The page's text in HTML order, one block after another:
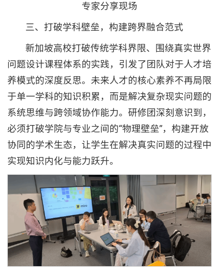
专家分享现场
三、打破学科壁垒，构建跨界融合范式
新加坡高校打破传统学科界限、围绕真实世界
问题设计课程体系的实践，引发了团队对于人才培
养模式的深度反思。未来人才的核心素养不再局限
于单一学科的知识积累，而是解决复杂现实问题的
系统思维与跨领域协作能力。研修团深刻意识到，
必须打破学院与专业之间的“物理壁垒”，构建开放
协同的学术生态，让学生在解决真实问题的过程中
实现知识内化与能力跃升。